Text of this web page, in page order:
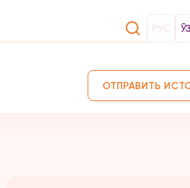
РУС
ОТПРАВИТЬ